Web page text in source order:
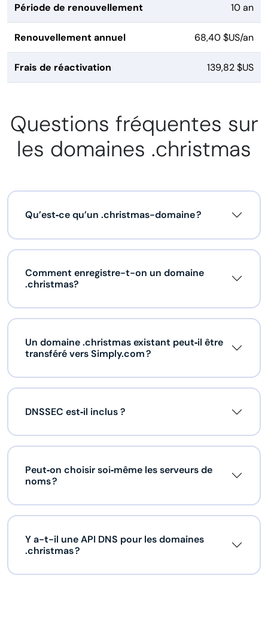
Période de renouvellement 10 an
Renouvellement annuel 68,40 $US/an
Frais de réactivation 139,82 $US
Questions fréquentes sur
les domaines .christmas
Qu’est‑ce qu’un .christmas-domaine ?
Comment enregistre-t-on un domaine
.christmas?
Un domaine .christmas existant peut‑il être
transféré vers Simply.com ?
DNSSEC est‑il inclus ?
Peut‑on choisir soi‑même les serveurs de
noms ?
Y a-t-il une API DNS pour les domaines
.christmas ?